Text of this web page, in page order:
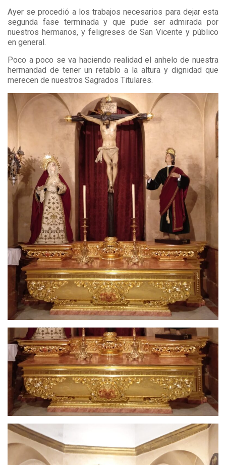
Ayer se procedió a los trabajos necesarios para dejar esta
segunda fase terminada y que pude ser admirada por
nuestros hermanos, y feligreses de San Vicente y público
en general.
Poco a poco se va haciendo realidad el anhelo de nuestra
hermandad de tener un retablo a la altura y dignidad que
merecen de nuestros Sagrados Titulares.